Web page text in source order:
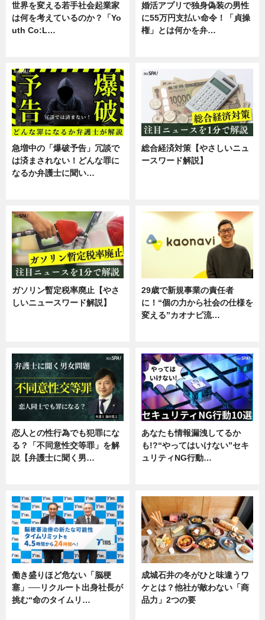
世界を変える若手社会起業家
は何を考えているのか？「Yo
uth Co:L…
婚活アプリで独身偽装の男性
に55万円支払い命令！「貞操
権」とは何かを弁…
急増中の「爆破予告」冗談で
は済まされない！どんな罪に
なるか弁護士に聞い…
総合経済対策【やさしいニュ
ースワード解説】
ガソリン暫定税率廃止【やさ
しいニュースワード解説】
29歳で新規事業の責任者
に！“個の力から社会の仕様を
変える”カオナビ流…
恋人との性行為でも犯罪にな
る？「不同意性交等罪」を解
説【弁護士に聞く男…
あなたも情報漏洩してるか
も!?“やってはいけない”セキ
ュリティNG行動…
働き盛りほど危ない「脳梗
塞」──リクルート出身社長が
挑む“命のタイムリ…
成城石井の冬がひと味違うワ
ケとは？他社が敵わない「商
品力」2つの要